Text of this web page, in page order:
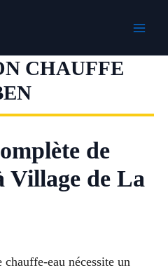
CHAUFFE
de
Village de La
eau nécessite un